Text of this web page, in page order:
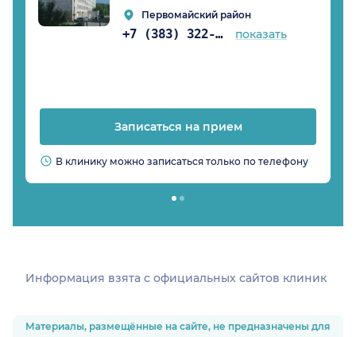
Первомайский район
+7 (383) 322-51-13 показать
Записаться на прием
В клинику можно записаться только по телефону
Информация взята c официальных сайтов клиник
Материалы, размещённые на сайте, не предназначены для